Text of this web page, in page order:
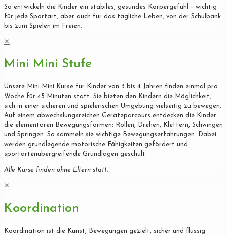
So entwickeln die Kinder ein stabiles, gesundes Körpergefühl – wichtig
für jede Sportart, aber auch für das tägliche Leben, von der Schulbank
bis zum Spielen im Freien.
✕
Mini Mini Stufe
Unsere Mini Mini Kurse für Kinder von 3 bis 4 Jahren finden einmal pro
Woche für 45 Minuten statt. Sie bieten den Kindern die Möglichkeit,
sich in einer sicheren und spielerischen Umgebung vielseitig zu bewegen.
Auf einem abwechslungsreichen Geräteparcours entdecken die Kinder
die elementaren Bewegungsformen: Rollen, Drehen, Klettern, Schwingen
und Springen. So sammeln sie wichtige Bewegungserfahrungen. Dabei
werden grundlegende motorische Fähigkeiten gefördert und
sportartenübergreifende Grundlagen geschult.
Alle Kurse finden ohne Eltern statt.
✕
Koordination
Koordination ist die Kunst, Bewegungen gezielt, sicher und flüssig